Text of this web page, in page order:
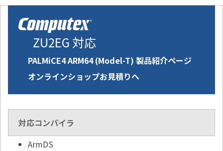
ZU2EG 対応
PALMiCE4 ARM64 (Model-T) 製品紹介ページ
オンラインショップお見積りへ
対応コンパイラ
ArmDS